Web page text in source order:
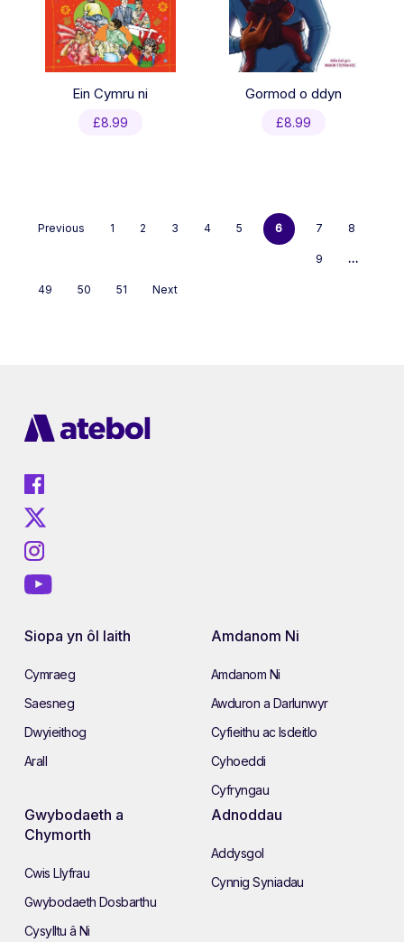
Ein Cymru ni
£8.99
Gormod o ddyn
£8.99
Previous 1 2 3 4 5 6 7 8
9 …
49 50 51 Next
Siopa yn ôl Iaith
Cymraeg
Saesneg
Dwyieithog
Arall
Amdanom Ni
Amdanom Ni
Awduron a Darlunwyr
Cyfieithu ac Isdeitlo
Cyhoeddi
Cyfryngau
Gwybodaeth a
Chymorth
Cwis Llyfrau
Gwybodaeth Dosbarthu
Cysylltu â Ni
Adnoddau
Addysgol
Cynnig Syniadau